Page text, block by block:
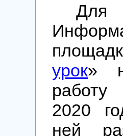
урок»
2020
ней